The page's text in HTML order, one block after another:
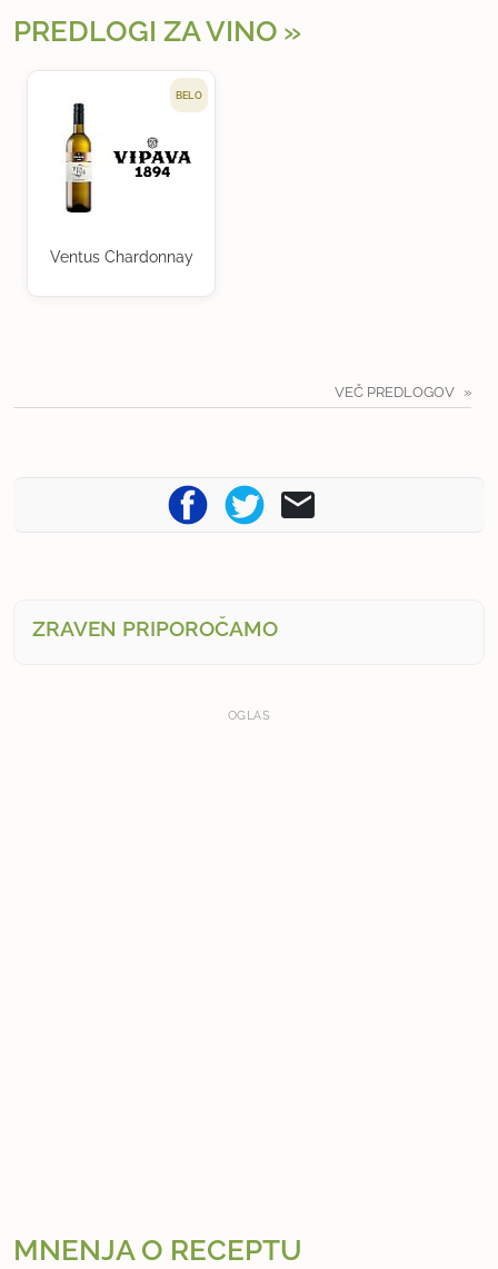
PREDLOGI ZA VINO
BELO
Ventus Chardonnay
VEČ PREDLOGOV
ZRAVEN PRIPOROČAMO
OGLAS
MNENJA O RECEPTU